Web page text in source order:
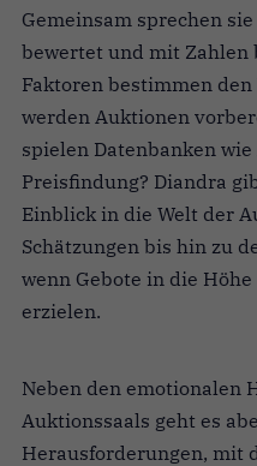
Gemeinsam sprechen
bewertet und mit Zahlen
Faktoren bestimmen den
werden Auktionen
spielen Datenbanken
Preisfindung? Diandra
Einblick in die Welt der
Schätzungen bis hin zu
wenn Gebote in die
erzielen.
Neben den emotionalen
Auktionssaals geht es
Herausforderungen, mit